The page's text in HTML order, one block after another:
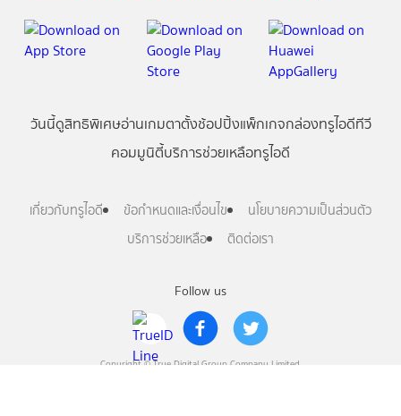
Follow us
Copyright © True Digital Group Company Limited.
วันนี้ดูสิทธิพิเศษอ่านเกมตาตั้งช้อปปิ้งแพ็กเกจกล่องทรูไอดีทีวี
คอมมูนิตี้บริการช่วยเหลือทรูไอดี
เกี่ยวกับทรูไอดี ข้อกำหนดและเงื่อนไข
นโยบายความเป็นส่วนตัว
บริการช่วยเหลือ
ติดต่อเรา